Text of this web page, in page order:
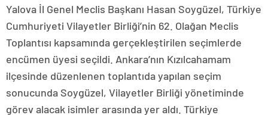
Yalova İl Genel Meclis Başkanı Hasan Soygüzel, Türkiye
Cumhuriyeti Vilayetler Birliği’nin 62. Olağan Meclis
Toplantısı kapsamında gerçekleştirilen seçimlerde
encümen üyesi seçildi. Ankara’nın Kızılcahamam
ilçesinde düzenlenen toplantıda yapılan seçim
sonucunda Soygüzel, Vilayetler Birliği yönetiminde
görev alacak isimler arasında yer aldı. Türkiye